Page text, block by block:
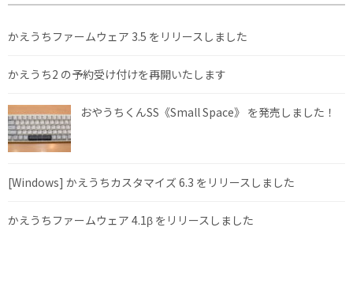
かえうちファームウェア 3.5 をリリースしました
かえうち2 の予約受け付けを再開いたします
おやうちくんSS《Small Space》 を発売しました！
[Windows] かえうちカスタマイズ 6.3 をリリースしました
かえうちファームウェア 4.1β をリリースしました